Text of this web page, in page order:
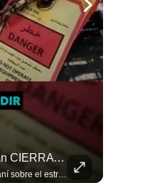
¿Qué Pasa Si Irán CIERRA El Estrecho De Ormuz? | #radar24
Un eventual control iraní sobre el estrecho de Ormuz cambiaría radicalmente el equilibrio de poder, así lo explicó el analista Roberto Heimovits. Además, explicó que países como Arabia Saudita, Qatar, Emiratos Árabes Unidos, Irak y Kuwait dependen de esa ruta para exportar petróleo, gas y fertilizantes. #Geopolitica #Irán #EstrechoDeOrmuz #Petroleo #NoticiasInternacionales #RobertoHeimovits #Shorts 👉 Suscríbete y activa la campana para no perderte nuestro análisis diario. 🌎 Síguenos en nuestras redes sociales: 📌 Web oficial: https://gestion.pe/mundo/ 📌 LinkedIn: http://bit.ly/3HYIET0 📌 X (Twitter): http://bit.ly/4noZtX9 📌 TikTok: http://bit.ly/4evB6TO